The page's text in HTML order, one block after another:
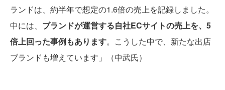
ランドは、約半年で想定の1.6倍の売上を記録しました。
中には、 ブランドが運営する自社ECサイトの売上を、5
倍上回った事例もあります。こうした中で、新たな出店
ブランドも増えています」（中武氏）